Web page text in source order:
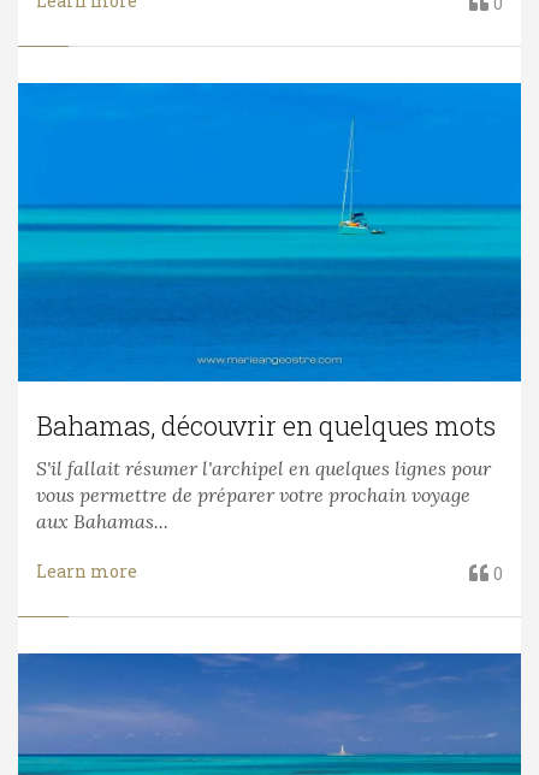
Bahamas, découvrir en quelques mots
S'il fallait résumer l'archipel en quelques lignes pour
vous permettre de préparer votre prochain voyage
aux Bahamas...
Learn more 0